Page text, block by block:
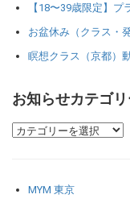
【18〜39歳限定】プ
お盆休み（クラス・
瞑想クラス（京都）
お知らせカテゴ
MYM 東京